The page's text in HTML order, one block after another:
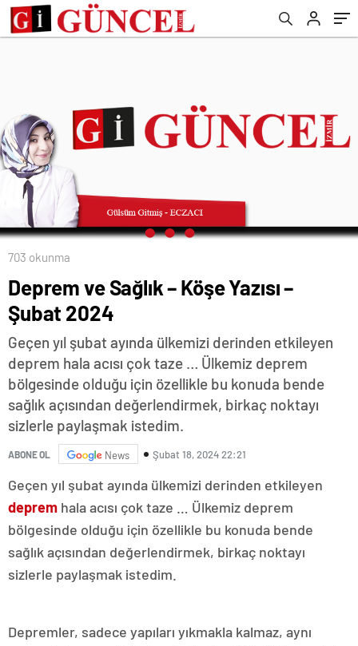
703 okunma
Deprem ve Sağlık – Köşe Yazısı –
Şubat 2024
Geçen yıl şubat ayında ülkemizi derinden etkileyen
deprem hala acısı çok taze … Ülkemiz deprem
bölgesinde olduğu için özellikle bu konuda bende
sağlık açısından değerlendirmek, birkaç noktayı
sizlerle paylaşmak istedim.
ABONE OL News Şubat 18, 2024 22:21
Geçen yıl şubat ayında ülkemizi derinden etkileyen
deprem hala acısı çok taze … Ülkemiz deprem
bölgesinde olduğu için özellikle bu konuda bende
sağlık açısından değerlendirmek, birkaç noktayı
sizlerle paylaşmak istedim.
Depremler, sadece yapıları yıkmakla kalmaz, aynı